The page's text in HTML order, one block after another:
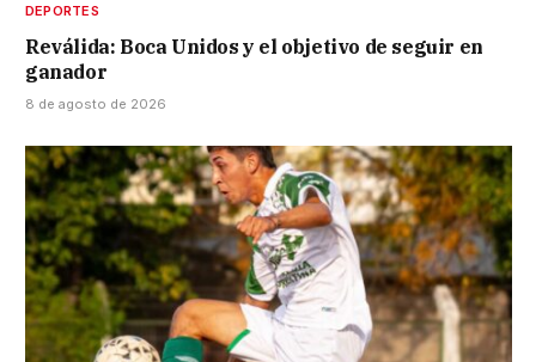
DEPORTES
Reválida: Boca Unidos y el objetivo de seguir en
ganador
8 de agosto de 2026